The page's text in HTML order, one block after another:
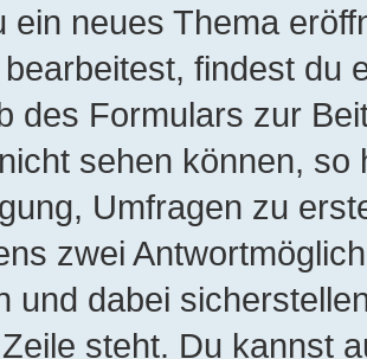
ein neues Thema
findest du
des Formulars zur
sehen können,
Umfragen zu
zwei
und dabei
steht. Du kannst